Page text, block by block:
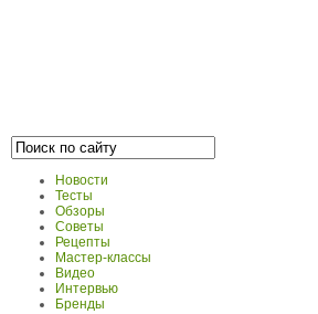
Новости
Тесты
Обзоры
Советы
Рецепты
Мастер-классы
Видео
Интервью
Бренды